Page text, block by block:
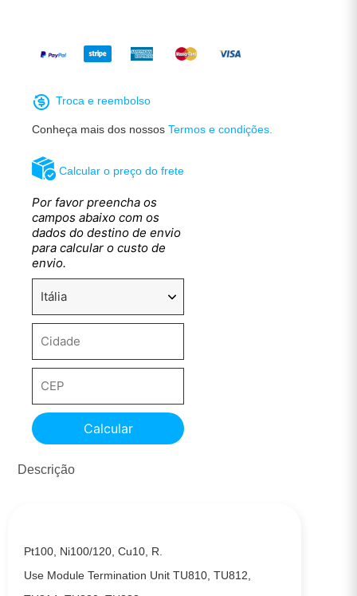
Calcular o preço do frete
Por favor preencha os
campos abaixo com os
dados do destino de envio
para calcular o custo de
envio.
Calcular
Troca e reembolso
Conheça mais dos nossos Termos e condições.
Descrição
Pt100, Ni100/120, Cu10, R.
Use Module Termination Unit TU810, TU812,